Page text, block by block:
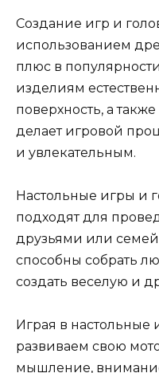
Создание игр и
использованием
плюс в
изделиям
поверхность, а
делает игровой
и увлекательным.
Настольные игры и
подходят для
друзьями или
способны собрать
создать веселую и
Играя в
развиваем свою
мышление,